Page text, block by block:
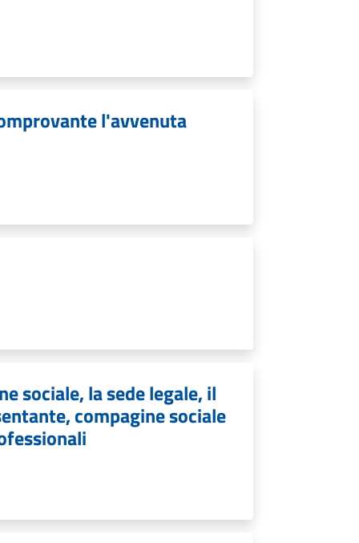
l'avvenuta
sociale, la sede legale, il
compagine sociale